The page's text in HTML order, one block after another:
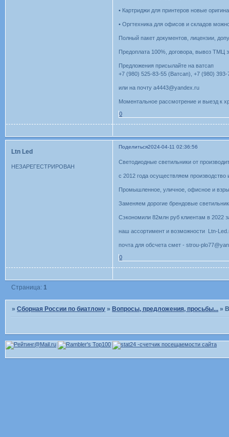
• Картриджи для принтеров новые
• Оргтехника для офисов и складов
Полный пакет документов, лицензии,
Предоплата 100%, договора, вывоз ТМЦ
Предложения присылайте на ватсап
+7 (980) 525-83-55 (Ватсап), +7 (980)
или на почту a4443@yandex.ru
Моментальное рассмотрение и выезд к
0
Поделиться2024-04-11 02:36:56
Ltn Led
НЕЗАРЕГЕСТРИРОВАН
Светодиодные светильники от
с 2012 года осуществляем производство
Промышленное, уличное, офисное и
Заменяем дорогие брендовые
Сэкономили 82млн руб клиентам в 2022
наш ассортимент и возможности Ltn-
почта для обсчета смет - strou-
0
Страница: 1
»Сборная России по биатлону »Вопросы, предложения, просьбы... »